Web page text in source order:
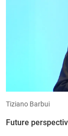
Tiziano Barbui
Future